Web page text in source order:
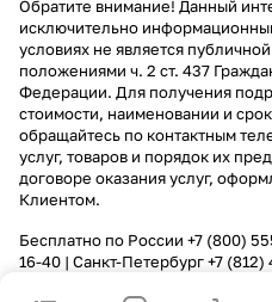
Обратите внимание! Данный
исключительно
условиях не является
положениями ч. 2 ст. 437
Федерации. Для получения
стоимости, наименовании и
обращайтесь по контактным
услуг, товаров и порядок их
договоре оказания услуг,
Клиентом.
Бесплатно по России +7 (800)
16-40 | Санкт-Петербург+7 (812)